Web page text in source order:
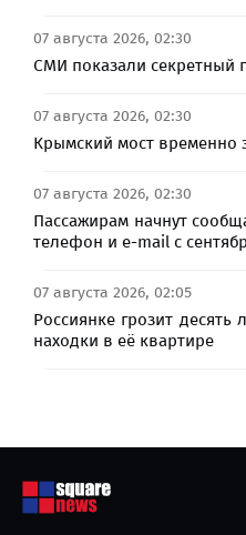
07 августа 2026, 02:30
СМИ показали секретный
07 августа 2026, 02:30
Крымский мост временно
07 августа 2026, 02:30
Пассажирам начнут
телефон и e-mail с
07 августа 2026, 02:05
Россиянке грозит
находки в её квартире